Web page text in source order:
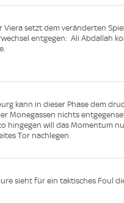
Viera setzt dem veränderten
entgegen: Ali Abdallah
kann in dieser Phase dem
Monegassen nichts
hingegen will das Momentum
Tor nachlegen.
sieht für ein taktisches Foul